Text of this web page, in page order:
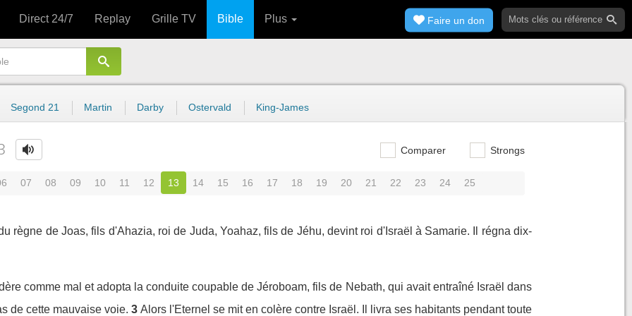
Direct 24/7 Replay Grille TV Bible Plus Faire un don
Segond 21 Martin Darby Ostervald King-James
Comparer Strongs
07 08 09 10 11 12 13 14 15 16 17 18 19 20 21 22 23 24 25
règne de Joas, fils d'Ahazia, roi de Juda, Yoahaz, fils de Jéhu, devint roi d'Israël à Samarie. Il régna dix-
comme mal et adopta la conduite coupable de Jéroboam, fils de Nebath, qui avait entraîné Israël dans
de cette mauvaise voie. 3 Alors l'Eternel se mit en colère contre Israël. Il livra ses habitants pendant toute